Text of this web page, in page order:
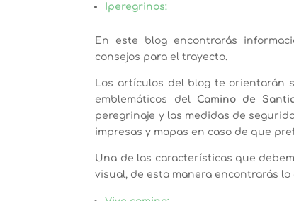
Iperegrinos:
En este blog encontrarás
consejos para el trayecto.
Los artículos del blog te orientarán
emblemáticos del Camino de
peregrinaje y las medidas de
impresas y mapas en caso de que
Una de las características que
visual, de esta manera encontrarás